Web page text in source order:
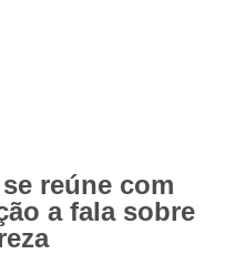
reúne com
a fala sobre